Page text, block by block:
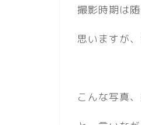
撮影時期は
思いますが
こんな写真